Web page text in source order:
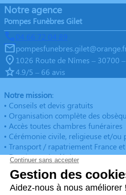
Notre agence
Pompes Funèbres Gilet
04 66 72 04 89
1026 Route de Nîmes – 30700
4.9/5 – 66 avis
Notre mission:
• Conseils et devis gratuits
• Organisation complète des
• Accès toutes chambres funéraires
• Cérémonie civile, religieuse et/ou
• Transport / rapatriement France
• Dossier après décès
• Contrat obsèques
• Démarches et formalités